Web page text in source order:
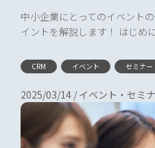
果の出し方
中小企業にとってのイベント
イントを解説します！ はじめ
CRM イベント セミナー
2025/03/14 / イベント・セミ